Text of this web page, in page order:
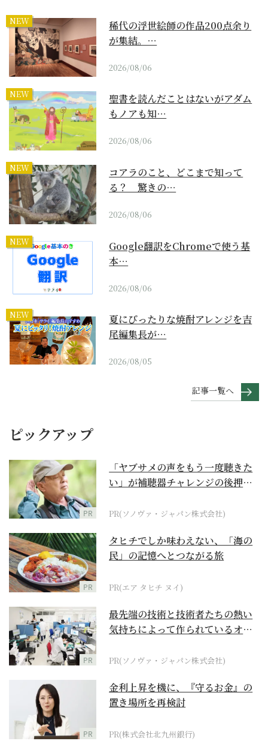
NEW
稀代の浮世絵師の作品200点余り
が集結。…
2026/08/06
NEW
聖書を読んだことはないがアダム
もノアも知…
2026/08/06
NEW
コアラのこと、どこまで知って
る？ 驚きの…
2026/08/06
NEW
Google翻訳をChromeで使う基
本…
2026/08/06
NEW
夏にぴったりな焼酎アレンジを吉
尾編集長が…
2026/08/05
記事一覧へ
ピックアップ
PR
「ヤブサメの声をもう一度聴きた
い」が補聴器チャレンジの後押し
PR(ソノヴァ・ジャパン株式会社)
PR
タヒチでしか味わえない、「海の
民」の記憶へとつながる旅
PR(エア タヒチ ヌイ)
PR
最先端の技術と技術者たちの熱い
気持ちによって作られているオー
PR(ソノヴァ・ジャパン株式会社)
PR
金利上昇を機に、『守るお金』の
置き場所を再検討
PR(株式会社北九州銀行)